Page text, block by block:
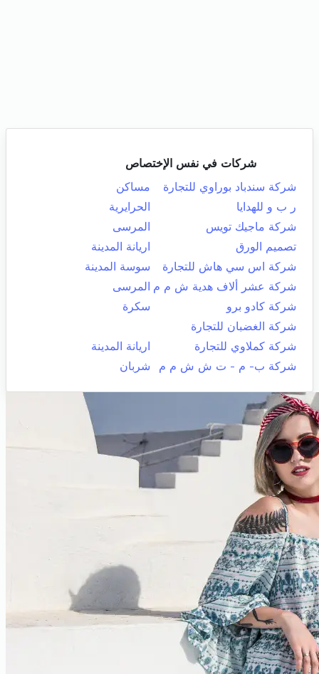
شركات في نفس الإختصاص
شركة سندباد بوراوي للتجارة
مساكن
ر ب و للهدايا
الحرايرية
شركة ماجيك تويس
المرسى
تصميم الورق
اريانة المدينة
شركة اس سي هاش للتجارة
سوسة المدينة
شركة عشر ألاف هدية ش م م المرسى
شركة كادو برو
سكرة
شركة الغضبان للتجارة
شركة كملاوي للتجارة
اريانة المدينة
شركة ب- م - ت ش ش م م
شربان